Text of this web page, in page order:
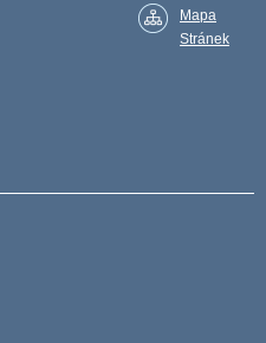
Mapa
Stránek